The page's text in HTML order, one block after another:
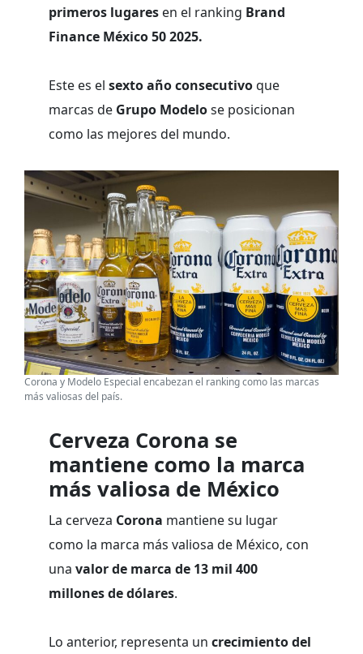
primeros lugares en el ranking Brand
Finance México 50 2025.
Este es el sexto año consecutivoque
marcas de Grupo Modelose posicionan
como las mejores del mundo.
Corona y Modelo Especial encabezan el ranking como las marcas
más valiosas del país.
Cerveza Corona se
mantiene como la marca
más valiosa de México
La cerveza Corona mantiene su lugar
como la marca más valiosa de México, con
una valor de marca de 13 mil 400
millones de dólares.
Lo anterior, representa un crecimiento del